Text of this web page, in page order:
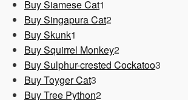
Produkt
Buy Siamese Cat1
Produkt
Buy Singapura Cat22
Buy Skunk1
Produkt
Buy Squirrel Monkey22
Produkte
Buy Sulphur-crested Cockatoo3
Buy Toyger Cat3
Produkte
Buy Tree Python22